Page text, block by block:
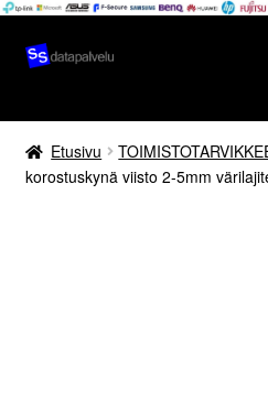
Siirry
Siirry
Etusivu
Tuotteet
Etusivu
korostuskynä viisto 2-5mm